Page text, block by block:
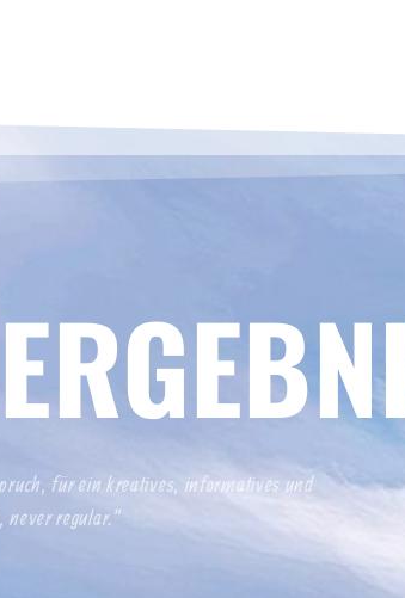
für ein kreatives, informatives und
never regular.“